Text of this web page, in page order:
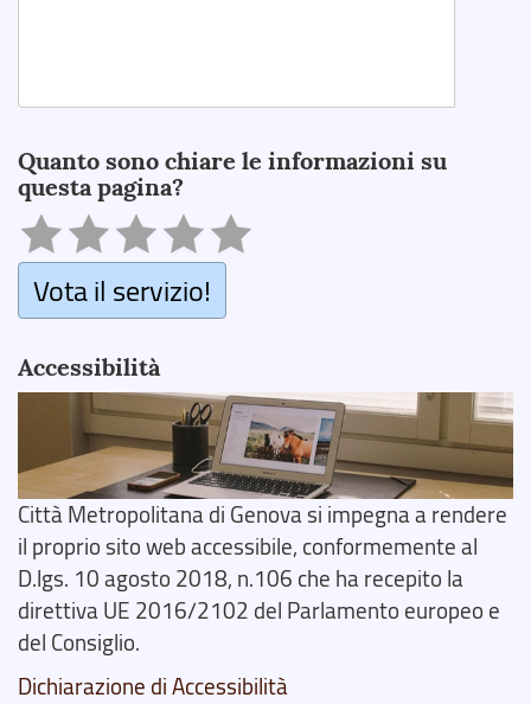
Quanto sono chiare le informazioni su
questa pagina?
Vota il servizio!
Accessibilità
Città Metropolitana di Genova si impegna a rendere
il proprio sito web accessibile, conformemente al
D.lgs. 10 agosto 2018, n.106 che ha recepito la
direttiva UE 2016/2102 del Parlamento europeo e
del Consiglio.
Dichiarazione di Accessibilità